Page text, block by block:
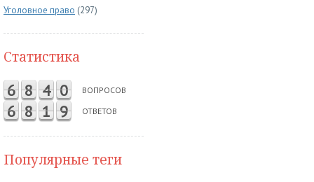
Уголовное право (297)
Статистика
6 8 4 0 ВОПРОСОВ
6 8 1 9 ОТВЕТОВ
Популярные теги